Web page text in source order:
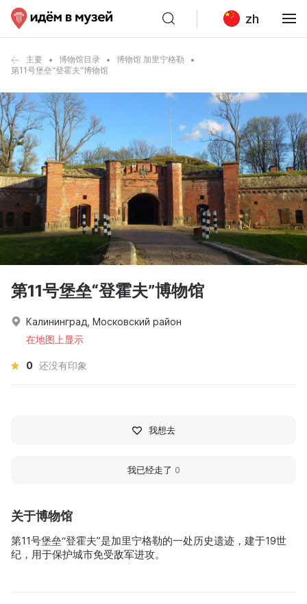
zh
主要 博物馆目录
博物馆 加里宁格勒
第11号堡垒“登霍夫”博物馆
关于博物馆
第11号堡垒“登霍夫”是加里宁格勒的一处历史遗迹，建于19世
纪，用于保护城市免受敌军进攻。
第11号堡垒“登霍夫”博物馆
Калининград, Московский район
在地图上显示
0 还没有印象
我想去
我已经走了 0